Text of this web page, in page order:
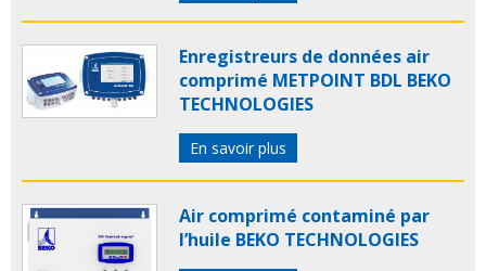
Enregistreurs de données air
comprimé METPOINT BDL BEKO
TECHNOLOGIES
En savoir plus
Air comprimé contaminé par
l’huile BEKO TECHNOLOGIES